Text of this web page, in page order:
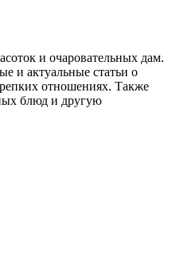
и очаровательных дам.
и актуальные статьи о
отношениях. Также
блюд и другую